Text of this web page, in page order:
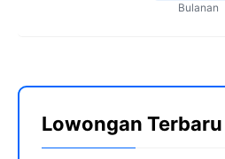
Bulanan
Lowongan Terbaru